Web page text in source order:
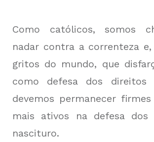
Como católicos, somos
nadar contra a correnteza
gritos do mundo, que
como defesa dos direitos
devemos permanecer
mais ativos na defesa dos
nascituro.